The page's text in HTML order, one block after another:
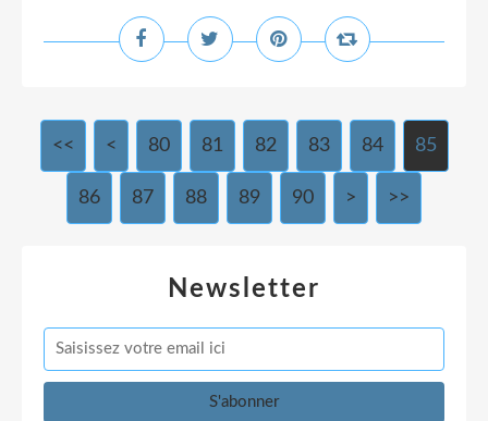
<< < 10
20
30
40
50
60
70
80 81 82 83 84 85
86 87 88 89 90 100
> >>
Newsletter